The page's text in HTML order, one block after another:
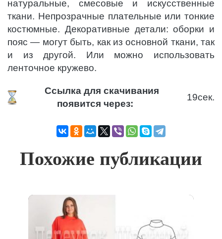
натуральные, смесовые и искусственные
ткани. Непрозрачные плательные или тонкие
костюмные. Декоративные детали: оборки и
пояс — могут быть, как из основной ткани, так
и из другой. Или можно использовать
ленточное кружево.
Ссылка для скачивания
появится через:
18сек.
Похожие публикации